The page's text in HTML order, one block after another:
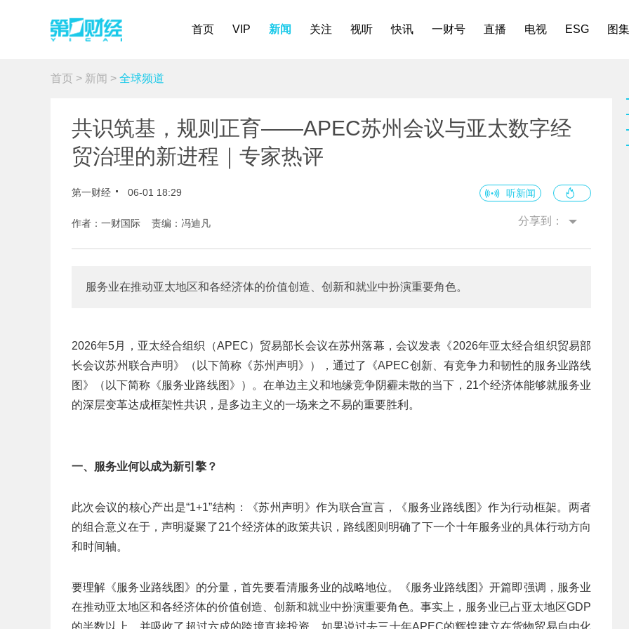
首页 VIP 新闻 关注 视听 快讯 一财号 直播 电视 ESG 图集
首页 > 新闻 > 全球频道
共识筑基，规则正育——APEC苏州会议与亚太数字经
贸治理的新进程｜专家热评
第一财经 06-01 18:29 听新闻
作者：一财国际 责编：冯迪凡 分享到：
服务业在推动亚太地区和各经济体的价值创造、创新和就业中扮演重要角色。
2026年5月，亚太经合组织（APEC）贸易部长会议在苏州落幕，会议发表《2026年亚太经合组织贸易部
长会议苏州联合声明》（以下简称《苏州声明》），通过了《APEC创新、有竞争力和韧性的服务业路线
图》（以下简称《服务业路线图》）。在单边主义和地缘竞争阴霾未散的当下，21个经济体能够就服务业
的深层变革达成框架性共识，是多边主义的一场来之不易的重要胜利。
一、服务业何以成为新引擎？
此次会议的核心产出是“1+1”结构：《苏州声明》作为联合宣言，《服务业路线图》作为行动框架。两者
的组合意义在于，声明凝聚了21个经济体的政策共识，路线图则明确了下一个十年服务业的具体行动方向
和时间轴。
要理解《服务业路线图》的分量，首先要看清服务业的战略地位。《服务业路线图》开篇即强调，服务业
在推动亚太地区和各经济体的价值创造、创新和就业中扮演重要角色。事实上，服务业已占亚太地区GDP
的半数以上，并吸收了超过六成的跨境直接投资。如果说过去三十年APEC的辉煌建立在货物贸易自由化